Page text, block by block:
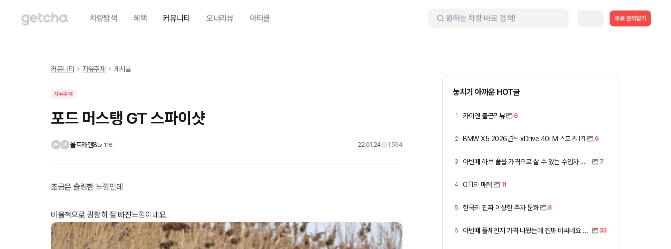
차량탐색 혜택 커뮤니티 오너리뷰 아티클 무료 견적받기
커뮤니티 자유주제 게시글
자유주제
포드 머스탱 GT 스파이샷
울트라맨8Lv 116 22.01.24 1,594
조금은 슬림한 느낌인데
비율적으로 굉장히 잘 빠진느낌이네요
놓치기 아까운 HOT글
1 카이엔 출근리뷰 6
2 BMW X5 2026년식 xDrive 40i M 스포츠 P1 6
3 아반떼 하브 풀옵 가격으로 살 수 있는 수입차 모아봤습니다 (중고 포함) 7
4 GTI의 매력 11
5 한국의 진짜 이상한 주차 문화 8
6 아반떼 풀체인지 가격 나왔는데 진짜 비싸네요 ㅎㅎ 33